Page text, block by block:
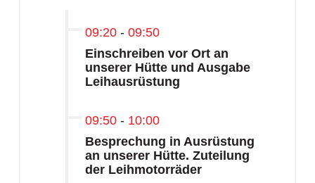
09:20- 09:50
Einschreiben vor Ort an
unserer Hütte und Ausgabe
Leihausrüstung
09:50- 10:00
Besprechung in Ausrüstung
an unserer Hütte. Zuteilung
der Leihmotorräder